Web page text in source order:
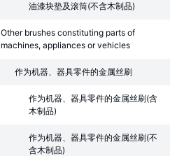
油漆块垫及滚筒(不含木制品)
Other brushes constituting parts of
machines, appliances or vehicles
作为机器、器具零件的金属丝刷
作为机器、器具零件的金属丝刷(含
木制品)
作为机器、器具零件的金属丝刷(不
含木制品)